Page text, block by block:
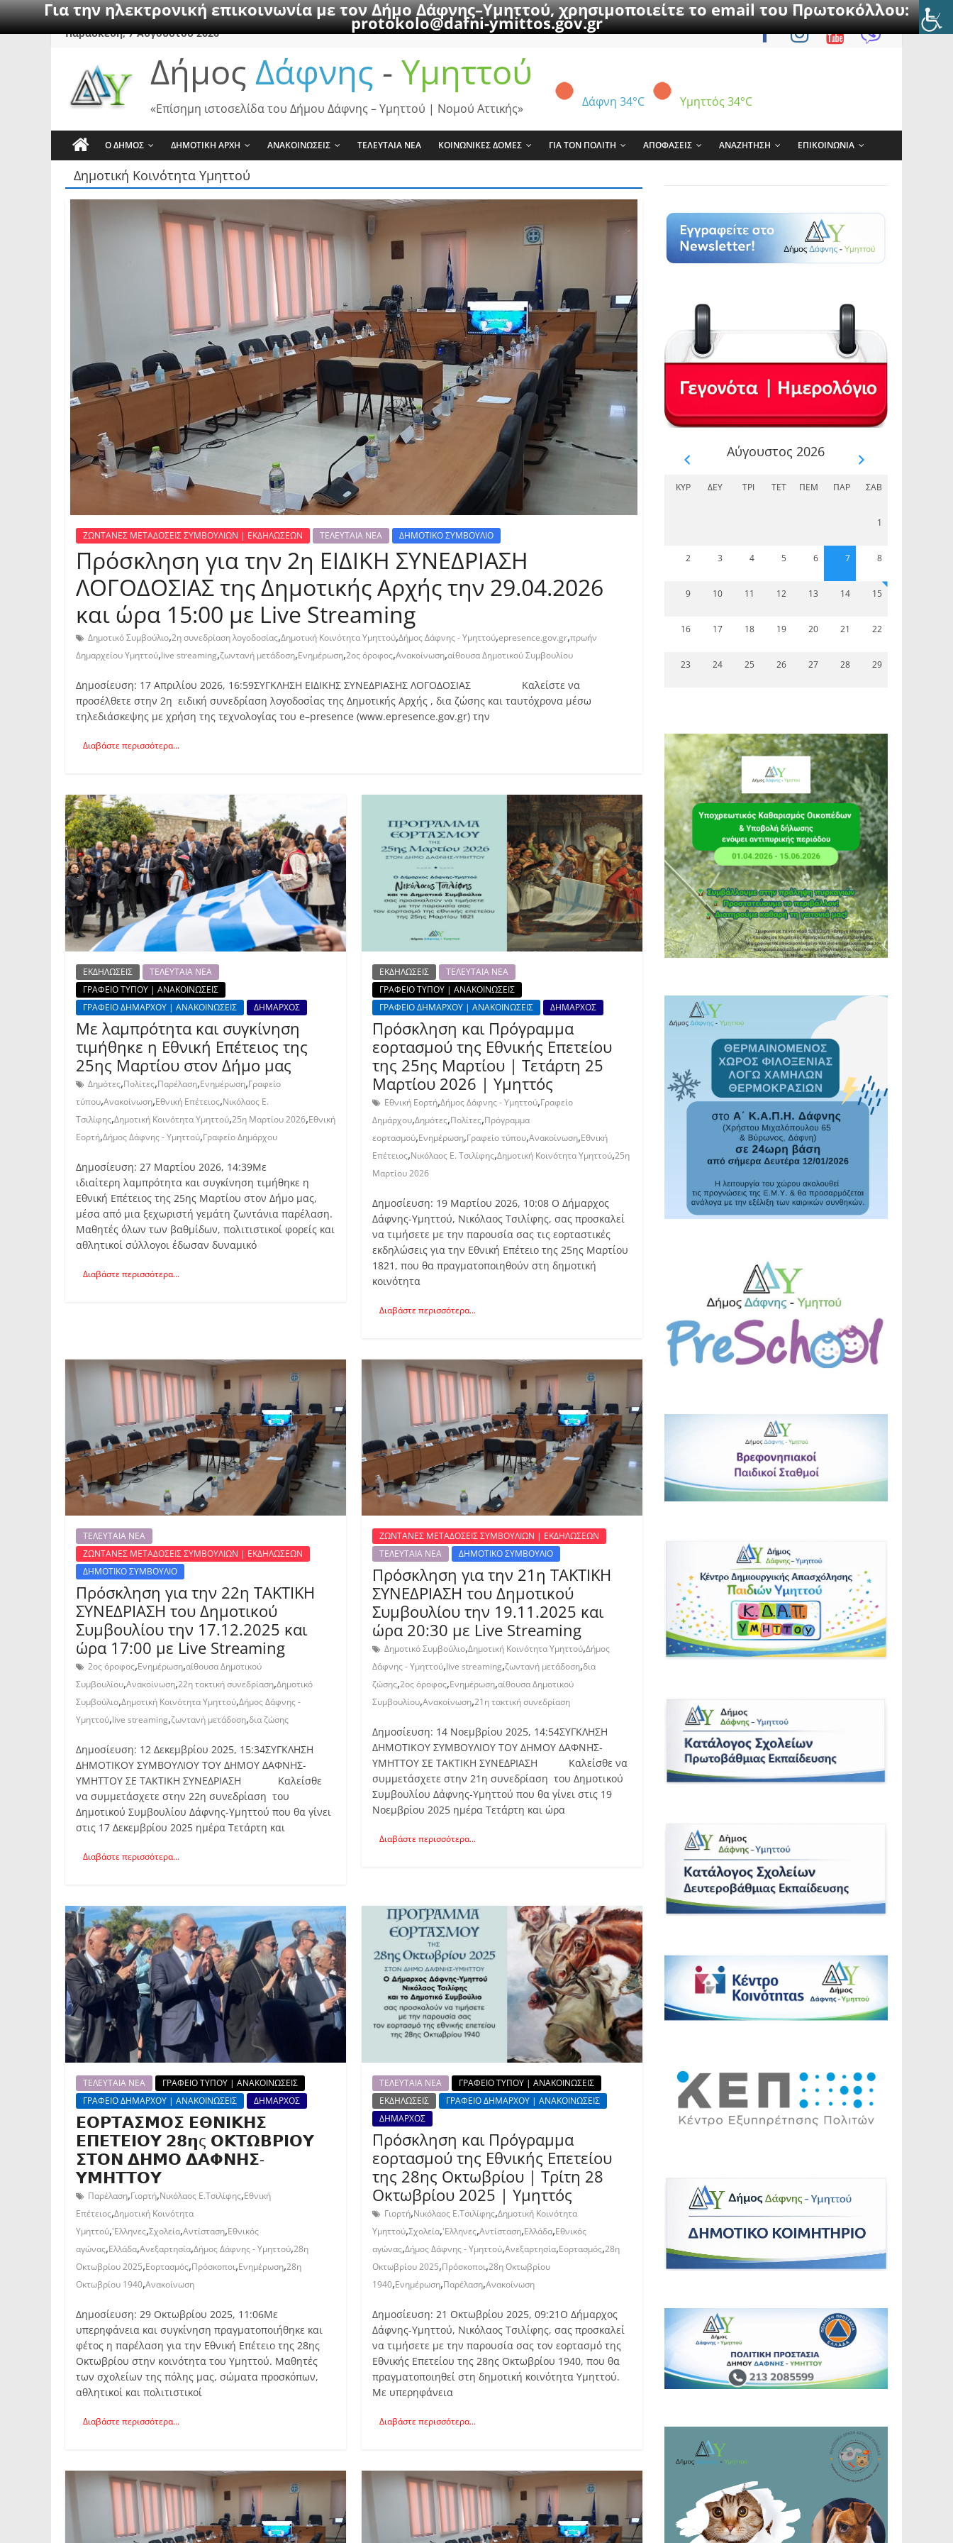
Για την ηλεκτρονική επικοινωνία με τον Δήμο Δάφνης–Υμηττού, χρησιμοποιείτε το email του Πρωτοκόλλου:
protokolo@dafni-ymittos.gov.gr
SkipΠαρασκευή, 7 Αυγούστου 2026
Δήμος Δάφνης - Υμηττού
Δάφνη 34°C Υμηττός 34°C
«Επίσημη ιστοσελίδα του Δήμου Δάφνης – Υμηττού | Νομού Αττικής»
Ο ΔΗΜΟΣ ΔΗΜΟΤΙΚΗ ΑΡΧΗ ΑΝΑΚΟΙΝΩΣΕΙΣ ΤΕΛΕΥΤΑΙΑ ΝΕΑ ΚΟΙΝΩΝΙΚΕΣ ΔΟΜΕΣ ΓΙΑ ΤΟΝ ΠΟΛΙΤΗ ΑΠΟΦΑΣΕΙΣ ΑΝΑΖΗΤΗΣΗ ΕΠΙΚΟΙΝΩΝΙΑ
Δημοτική Κοινότητα Υμηττού
ΖΩΝΤΑΝΕΣ ΜΕΤΑΔΟΣΕΙΣ ΣΥΜΒΟΥΛΙΩΝ | ΕΚΔΗΛΩΣΕΩΝ ΤΕΛΕΥΤΑΙΑ ΝΕΑ ΔΗΜΟΤΙΚΟ ΣΥΜΒΟΥΛΙΟ
Πρόσκληση για την 2η ΕΙΔΙΚΗ ΣΥΝΕΔΡΙΑΣΗ
ΛΟΓΟΔΟΣΙΑΣ της Δημοτικής Αρχής την 29.04.2026
και ώρα 15:00 με Live Streaming
Δημοτικό Συμβούλιο,2η συνεδρίαση λογοδοσίας,Δημοτική Κοινότητα Υμηττού,Δήμος Δάφνης - Υμηττού,epresence.gov.gr,πρωήν
Δημαρχείου Υμηττού,live streaming,ζωντανή μετάδοση,Ενημέρωση,2ος όροφος,Ανακοίνωση,αίθουσα Δημοτικού Συμβουλίου
Δημοσίευση: 17 Απριλίου 2026, 16:59ΣΥΓΚΛΗΣΗ ΕΙΔΙΚΗΣ ΣΥΝΕΔΡΙΑΣΗΣ ΛΟΓΟΔΟΣΙΑΣ Καλείστε να
προσέλθετε στην 2η ειδική συνεδρίαση λογοδοσίας της Δημοτικής Αρχής , δια ζώσης και ταυτόχρονα μέσω
τηλεδιάσκεψης με χρήση της τεχνολογίας του e–presence (www.epresence.gov.gr) την
Διαβάστε περισσότερα...
ΕΚΔΗΛΩΣΕΙΣ
ΤΕΛΕΥΤΑΙΑ ΝΕΑ
ΓΡΑΦΕΙΟ ΤΥΠΟΥ | ΑΝΑΚΟΙΝΩΣΕΙΣ
ΓΡΑΦΕΙΟ ΔΗΜΑΡΧΟΥ | ΑΝΑΚΟΙΝΩΣΕΙΣ
ΔΗΜΑΡΧΟΣ
Με λαμπρότητα και συγκίνηση
τιμήθηκε η Εθνική Επέτειος της
25ης Μαρτίου στον Δήμο μας
Δημότες,Πολίτες,Παρέλαση,Ενημέρωση,Γραφείο
τύπου,Ανακοίνωση,Εθνική Επέτειος,Νικόλαος Ε.
Τσιλίφης,Δημοτική Κοινότητα Υμηττού,25η Μαρτίου 2026,Εθνική
Εορτή,Δήμος Δάφνης - Υμηττού,Γραφείο Δημάρχου
Δημοσίευση: 27 Μαρτίου 2026, 14:39Με
ιδιαίτερη λαμπρότητα και συγκίνηση τιμήθηκε η
Εθνική Επέτειος της 25ης Μαρτίου στον Δήμο μας,
μέσα από μια ξεχωριστή γεμάτη ζωντάνια παρέλαση.
Μαθητές όλων των βαθμίδων, πολιτιστικοί φορείς και
αθλητικοί σύλλογοι έδωσαν δυναμικό
Διαβάστε περισσότερα...
ΕΚΔΗΛΩΣΕΙΣ
ΤΕΛΕΥΤΑΙΑ ΝΕΑ
ΓΡΑΦΕΙΟ ΤΥΠΟΥ | ΑΝΑΚΟΙΝΩΣΕΙΣ
ΓΡΑΦΕΙΟ ΔΗΜΑΡΧΟΥ | ΑΝΑΚΟΙΝΩΣΕΙΣ
ΔΗΜΑΡΧΟΣ
Πρόσκληση και Πρόγραμμα
εορτασμού της Εθνικής Επετείου
της 25ης Μαρτίου | Τετάρτη 25
Μαρτίου 2026 | Υμηττός
Εθνική Εορτή,Δήμος Δάφνης - Υμηττού,Γραφείο
Δημάρχου,Δημότες,Πολίτες,Πρόγραμμα
εορτασμού,Ενημέρωση,Γραφείο τύπου,Ανακοίνωση,Εθνική
Επέτειος,Νικόλαος Ε. Τσιλίφης,Δημοτική Κοινότητα Υμηττού,25η
Μαρτίου 2026
Δημοσίευση: 19 Μαρτίου 2026, 10:08 Ο Δήμαρχος
Δάφνης-Υμηττού, Νικόλαος Τσιλίφης, σας προσκαλεί
να τιμήσετε με την παρουσία σας τις εορταστικές
εκδηλώσεις για την Εθνική Επέτειο της 25ης Μαρτίου
1821, που θα πραγματοποιηθούν στη δημοτική
κοινότητα
Διαβάστε περισσότερα...
ΤΕΛΕΥΤΑΙΑ ΝΕΑ
ΖΩΝΤΑΝΕΣ ΜΕΤΑΔΟΣΕΙΣ ΣΥΜΒΟΥΛΙΩΝ | ΕΚΔΗΛΩΣΕΩΝ
ΔΗΜΟΤΙΚΟ ΣΥΜΒΟΥΛΙΟ
Πρόσκληση για την 22η ΤΑΚΤΙΚΗ
ΣΥΝΕΔΡΙΑΣΗ του Δημοτικού
Συμβουλίου την 17.12.2025 και
ώρα 17:00 με Live Streaming
2ος όροφος,Ενημέρωση,αίθουσα Δημοτικού
Συμβουλίου,Ανακοίνωση,22η τακτική συνεδρίαση,Δημοτικό
Συμβούλιο,Δημοτική Κοινότητα Υμηττού,Δήμος Δάφνης -
Υμηττού,live streaming,ζωντανή μετάδοση,δια ζώσης
Δημοσίευση: 12 Δεκεμβρίου 2025, 15:34ΣΥΓΚΛΗΣΗ
ΔΗΜΟΤΙΚΟΥ ΣΥΜΒΟΥΛΙΟΥ ΤΟΥ ΔΗΜΟΥ ΔΑΦΝΗΣ-
ΥΜΗΤΤΟΥ ΣΕ ΤΑΚΤΙΚΗ ΣΥΝΕΔΡΙΑΣΗ Καλείσθε
να συμμετάσχετε στην 22η συνεδρίαση του
Δημοτικού Συμβουλίου Δάφνης-Υμηττού που θα γίνει
στις 17 Δεκεμβρίου 2025 ημέρα Τετάρτη και
Διαβάστε περισσότερα...
ΖΩΝΤΑΝΕΣ ΜΕΤΑΔΟΣΕΙΣ ΣΥΜΒΟΥΛΙΩΝ | ΕΚΔΗΛΩΣΕΩΝ
ΤΕΛΕΥΤΑΙΑ ΝΕΑ
ΔΗΜΟΤΙΚΟ ΣΥΜΒΟΥΛΙΟ
Πρόσκληση για την 21η ΤΑΚΤΙΚΗ
ΣΥΝΕΔΡΙΑΣΗ του Δημοτικού
Συμβουλίου την 19.11.2025 και
ώρα 20:30 με Live Streaming
Δημοτικό Συμβούλιο,Δημοτική Κοινότητα Υμηττού,Δήμος
Δάφνης - Υμηττού,live streaming,ζωντανή μετάδοση,δια
ζώσης,2ος όροφος,Ενημέρωση,αίθουσα Δημοτικού
Συμβουλίου,Ανακοίνωση,21η τακτική συνεδρίαση
Δημοσίευση: 14 Νοεμβρίου 2025, 14:54ΣΥΓΚΛΗΣΗ
ΔΗΜΟΤΙΚΟΥ ΣΥΜΒΟΥΛΙΟΥ ΤΟΥ ΔΗΜΟΥ ΔΑΦΝΗΣ-
ΥΜΗΤΤΟΥ ΣΕ ΤΑΚΤΙΚΗ ΣΥΝΕΔΡΙΑΣΗ Καλείσθε να
συμμετάσχετε στην 21η συνεδρίαση του Δημοτικού
Συμβουλίου Δάφνης-Υμηττού που θα γίνει στις 19
Νοεμβρίου 2025 ημέρα Τετάρτη και ώρα
Διαβάστε περισσότερα...
ΤΕΛΕΥΤΑΙΑ ΝΕΑ
ΓΡΑΦΕΙΟ ΤΥΠΟΥ | ΑΝΑΚΟΙΝΩΣΕΙΣ
ΓΡΑΦΕΙΟ ΔΗΜΑΡΧΟΥ | ΑΝΑΚΟΙΝΩΣΕΙΣ
ΔΗΜΑΡΧΟΣ
𝝚𝝤𝝦𝝩𝝖𝝨𝝡𝝤𝝨 𝝚𝝝𝝢𝝞𝝟𝝜𝝨
𝝚𝝥𝝚𝝩𝝚𝝞𝝤𝝪 𝟮𝟴𝝶ς 𝝤𝝟𝝩𝝮𝝗𝝦𝝞𝝤𝝪
𝝨𝝩𝝤𝝢 𝝙𝝜𝝡𝝤 𝝙𝝖𝝫𝝢𝝜𝝨-
𝝪𝝡𝝜𝝩𝝩𝝤𝝪
Παρέλαση,Γιορτή,Νικόλαος Ε.Τσιλίφης,Εθνική
Επέτειος,Δημοτική Κοινότητα
Υμηττού,'Ελληνες,Σχολεία,Αντίσταση,Εθνικός
αγώνας,Ελλάδα,Ανεξαρτησία,Δήμος Δάφνης - Υμηττού,28η
Οκτωβρίου 2025,Εορτασμός,Πρόσκοποι,Ενημέρωση,28η
Οκτωβρίου 1940,Ανακοίνωση
Δημοσίευση: 29 Οκτωβρίου 2025, 11:06Με
υπερηφάνεια και συγκίνηση πραγματοποιήθηκε και
φέτος η παρέλαση για την Εθνική Επέτειο της 28ης
Οκτωβρίου στην κοινότητα του Υμηττού. Μαθητές
των σχολείων της πόλης μας, σώματα προσκόπων,
αθλητικοί και πολιτιστικοί
Διαβάστε περισσότερα...
ΤΕΛΕΥΤΑΙΑ ΝΕΑ
ΓΡΑΦΕΙΟ ΤΥΠΟΥ | ΑΝΑΚΟΙΝΩΣΕΙΣ
ΕΚΔΗΛΩΣΕΙΣ
ΓΡΑΦΕΙΟ ΔΗΜΑΡΧΟΥ | ΑΝΑΚΟΙΝΩΣΕΙΣ
ΔΗΜΑΡΧΟΣ
Πρόσκληση και Πρόγραμμα
εορτασμού της Εθνικής Επετείου
της 28ης Οκτωβρίου | Τρίτη 28
Οκτωβρίου 2025 | Υμηττός
Γιορτή,Νικόλαος Ε.Τσιλίφης,Δημοτική Κοινότητα
Υμηττού,Σχολεία,'Ελληνες,Αντίσταση,Ελλάδα,Εθνικός
αγώνας,Δήμος Δάφνης - Υμηττού,Ανεξαρτησία,Εορτασμός,28η
Οκτωβρίου 2025,Πρόσκοποι,28η Οκτωβρίου
1940,Ενημέρωση,Παρέλαση,Ανακοίνωση
Δημοσίευση: 21 Οκτωβρίου 2025, 09:21Ο Δήμαρχος
Δάφνης-Υμηττού, Νικόλαος Τσιλίφης, σας προσκαλεί
να τιμήσετε με την παρουσία σας τον εορτασμό της
Εθνικής Επετείου της 28ης Οκτωβρίου 1940, που θα
πραγματοποιηθεί στη δημοτική κοινότητα Υμηττού.
Με υπερηφάνεια
Διαβάστε περισσότερα...
Αύγουστος 2026
ΚΥΡ ΔΕΥ ΤΡΊ ΤΕΤ ΠΈΜ ΠΑΡ ΣΆΒ
1
2 3 4 5 6 7 8
9 10 11 12 13 14 15
16 17 18 19 20 21 22
23 24 25 26 27 28 29